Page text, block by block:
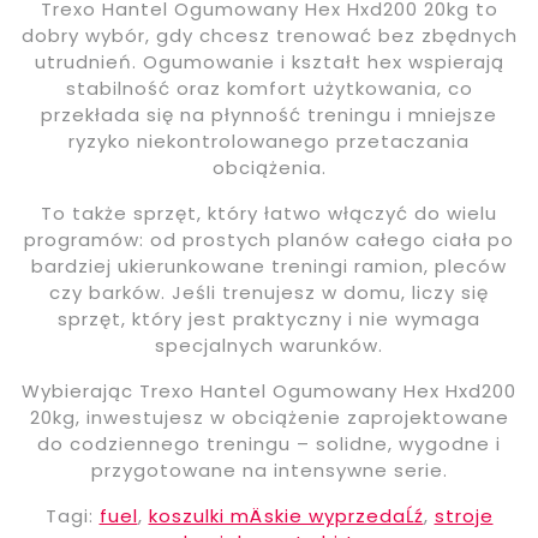
Trexo Hantel Ogumowany Hex Hxd200 20kg to
dobry wybór, gdy chcesz trenować bez zbędnych
utrudnień. Ogumowanie i kształt hex wspierają
stabilność oraz komfort użytkowania, co
przekłada się na płynność treningu i mniejsze
ryzyko niekontrolowanego przetaczania
obciążenia.
To także sprzęt, który łatwo włączyć do wielu
programów: od prostych planów całego ciała po
bardziej ukierunkowane treningi ramion, pleców
czy barków. Jeśli trenujesz w domu, liczy się
sprzęt, który jest praktyczny i nie wymaga
specjalnych warunków.
Wybierając Trexo Hantel Ogumowany Hex Hxd200
20kg, inwestujesz w obciążenie zaprojektowane
do codziennego treningu – solidne, wygodne i
przygotowane na intensywne serie.
Tagi: fuel, koszulki mÄskie wyprzedaĹź, stroje